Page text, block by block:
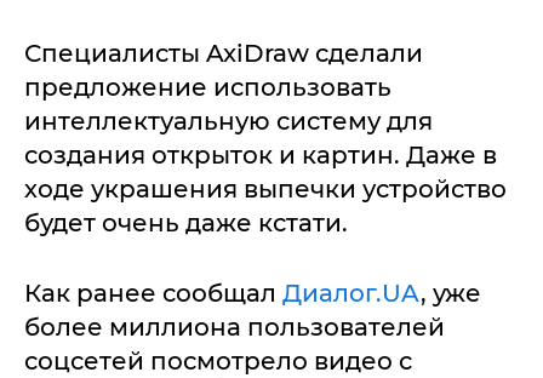
Специалисты AxiDraw сделали
предложение использовать
интеллектуальную систему для
создания открыток и картин. Даже в
ходе украшения выпечки устройство
будет очень даже кстати.
Как ранее сообщал Диалог.UA, уже
более миллиона пользователей
соцсетей посмотрело видео с